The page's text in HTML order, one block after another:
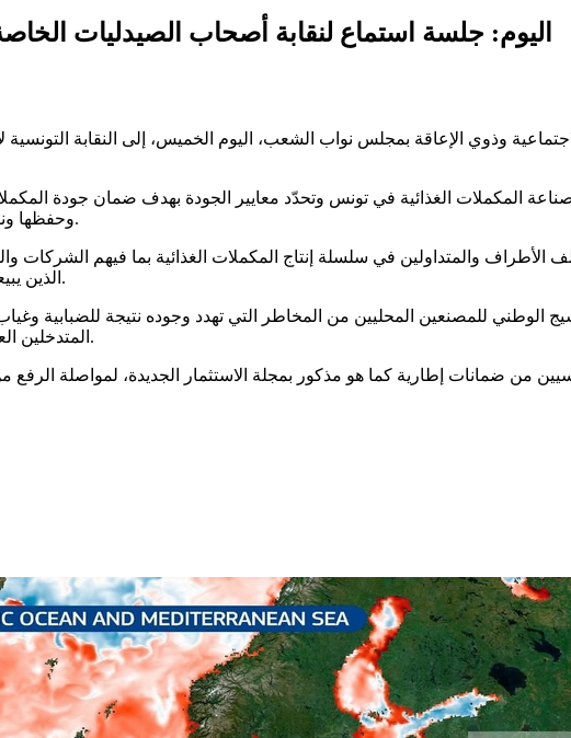
اليوم: جلسة استماع لنقابة أصحاب الصيدليات
وذوي الإعاقة بمجلس نواب الشعب، اليوم الخميس، إلى النقابة
المكملات الغذائية في تونس وتحدّد معايير الجودة بهدف ضمان جودة
وحفظها ونقلها وتوزيعها إضافة إلى توفير معلومات صحيحة وواضحة للمستهلكين.
القانون، المتكوّن من 54 فصلا، مختلف الأطراف والمتداولين في سلسلة إنتاج المكملات الغذائية
الذين يبيعون المكملات الغذائية عبر الإنترنت ويشترونها عبر المتاجر الإلكترونية.
الوطني للمصنعين المحليين من المخاطر التي تهدد وجوده نتيجة للضبابية
المتدخلين العشوائيين عن طريق سن قانون ينظمه ويضبط قواعد النفاذ إلى السوق.